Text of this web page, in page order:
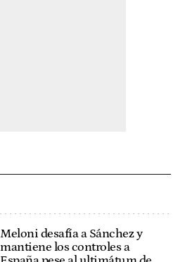
Meloni desafía a Sánchez y
mantiene los controles a